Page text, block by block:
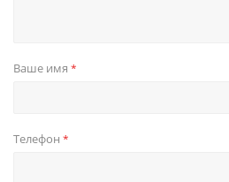
Ваше имя *
Телефон *